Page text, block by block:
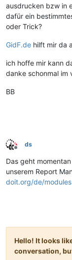
ausdrucken bzw in
dafür ein
oder Trick?
GidF.de hilft mir da
ich hoffe mir kann
danke schonmal im
BB
Offline
ds
Das geht
unserem Report
doit.org/de/modules
Hello! It looks
conversation,